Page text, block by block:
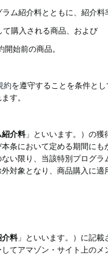
ム紹介料とともに、紹介料
購入される商品、および
始前の商品。
約を遵守することを条件とし
す。
介料」といいます。）の獲
条において定める期間に
い限り、当該特別プログ
対象となり、商品購入に
介料」といいます。）に記載
てアマゾン・サイト上の